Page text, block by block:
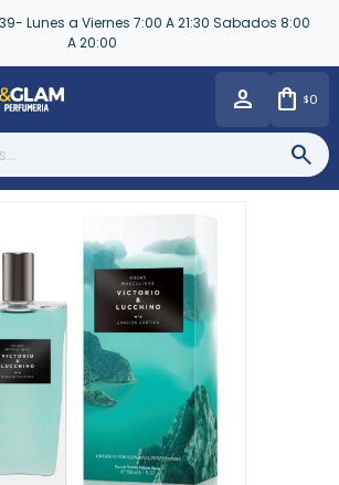
Lunes a Viernes 7:00 A 21:30 Sabados 8:00
A 20:00
$0